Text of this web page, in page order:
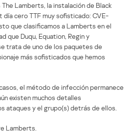
Lamberts, la instalación de Black
día cero TTF muy sofisticado: CVE-
que clasificamos a Lamberts en el
que Duqu, Equation, Regin y
trata de uno de los paquetes de
más sofisticados que hemos
el método de infección permanece
existen muchos detalles
ataques y el grupo(s) detrás de ellos.
Lamberts.